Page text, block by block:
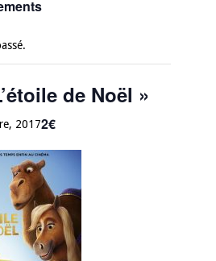
de Noël »
20172€